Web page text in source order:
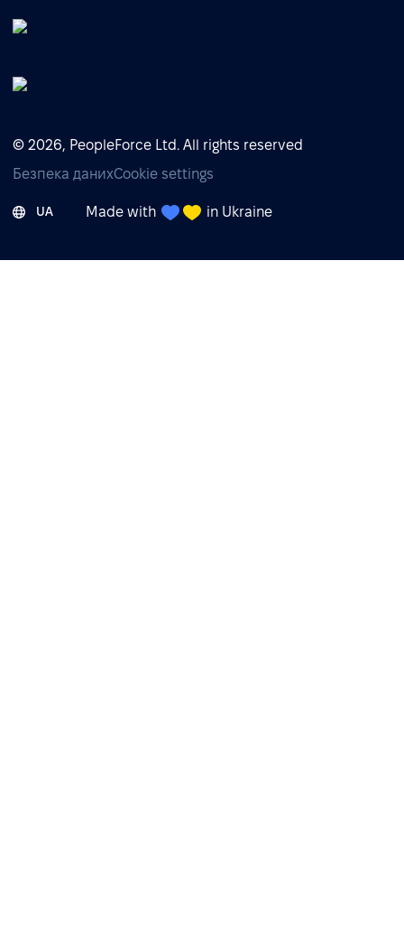
© 2026, PeopleForce Ltd. All rights reserved
Безпека данихCookie settings
UA Made with in Ukraine